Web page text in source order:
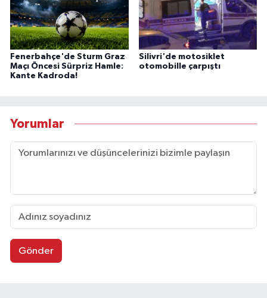
Fenerbahçe'de Sturm Graz
Maçı Öncesi Sürpriz Hamle:
Kante Kadroda!
Silivri'de motosiklet
otomobille çarpıştı
Yorumlar
Gönder